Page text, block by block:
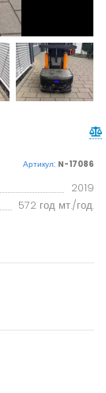
Артикул: N-17086
2019
572 год мт./год.